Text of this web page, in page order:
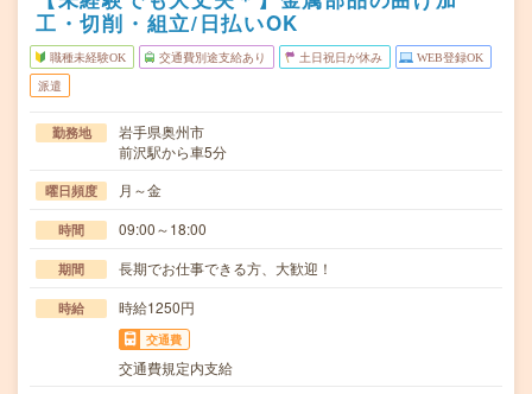
工・切削・組立/日払いOK
職種未経験OK 交通費別途支給あり 土日祝日が休み WEB登録OK
派遣
勤務地
岩手県奥州市
前沢駅から車5分
曜日頻度 月～金
時間 09:00～18:00
期間 長期でお仕事できる方、大歓迎！
時給 時給1250円
交通費
交通費規定内支給